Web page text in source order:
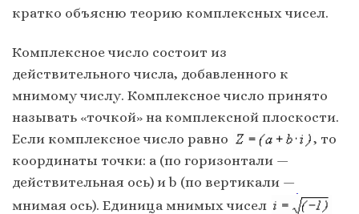
кратко объясню теорию комплексных чисел.
Комплексное число состоит из
действительного числа, добавленного к
мнимому числу. Комплексное число принято
называть «точкой» на комплексной плоскости.
Если комплексное число равно
, то
координаты точки: a (по горизонтали —
действительная ось) и b (по вертикали —
мнимая ось). Единица мнимых чисел